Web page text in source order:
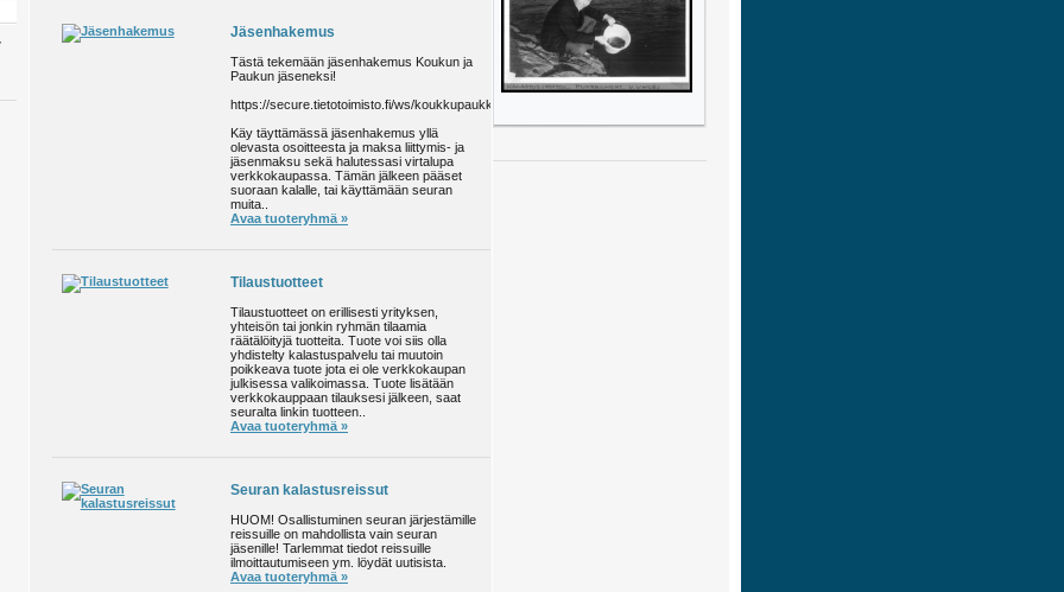
Jäsenhakemus
Tästä tekemään jäsenhakemus Koukun ja
Paukun jäseneksi!
https://secure.tietotoimisto.fi/ws/koukkupaukku/
Käy täyttämässä jäsenhakemus yllä
olevasta osoitteesta ja maksa liittymis- ja
jäsenmaksu sekä halutessasi virtalupa
verkkokaupassa. Tämän jälkeen pääset
suoraan kalalle, tai käyttämään seuran
muita..
Avaa tuoteryhmä »
Tilaustuotteet
Tilaustuotteet on erillisesti yrityksen,
yhteisön tai jonkin ryhmän tilaamia
räätälöityjä tuotteita. Tuote voi siis olla
yhdistelty kalastuspalvelu tai muutoin
poikkeava tuote jota ei ole verkkokaupan
julkisessa valikoimassa. Tuote lisätään
verkkokauppaan tilauksesi jälkeen, saat
seuralta linkin tuotteen..
Avaa tuoteryhmä »
Seuran kalastusreissut
HUOM! Osallistuminen seuran järjestämille
reissuille on mahdollista vain seuran
jäsenille! Tarlemmat tiedot reissuille
ilmoittautumiseen ym. löydät uutisista.
Avaa tuoteryhmä »